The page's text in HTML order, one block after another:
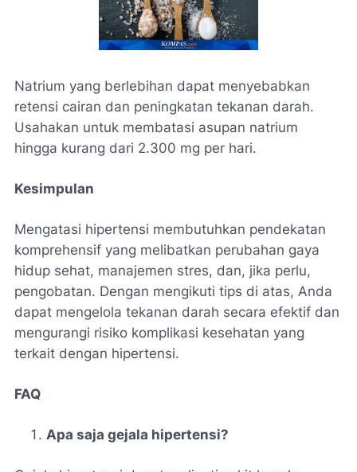
Natrium yang berlebihan dapat menyebabkan
retensi cairan dan peningkatan tekanan darah.
Usahakan untuk membatasi asupan natrium
hingga kurang dari 2.300 mg per hari.
Kesimpulan
Mengatasi hipertensi membutuhkan pendekatan
komprehensif yang melibatkan perubahan gaya
hidup sehat, manajemen stres, dan, jika perlu,
pengobatan. Dengan mengikuti tips di atas, Anda
dapat mengelola tekanan darah secara efektif dan
mengurangi risiko komplikasi kesehatan yang
terkait dengan hipertensi.
FAQ
Apa saja gejala hipertensi?